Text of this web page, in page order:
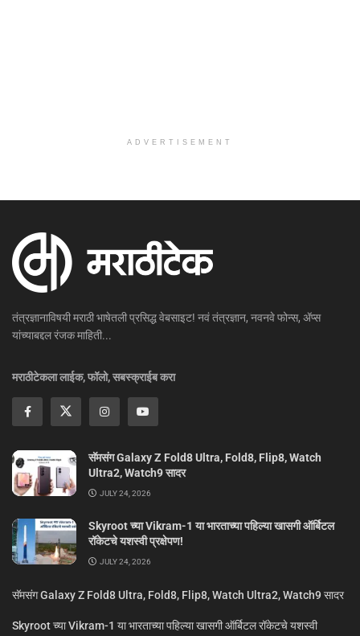
ADVERTISEMENT
तंत्रज्ञानाविषयी मराठी भाषेतली प्रसिद्ध वेबसाइट! नवं तंत्रज्ञान, नवनवे फोन्स, ॲप्स
यांच्याबद्दल रंजक माहिती...
मराठीटेकला लाईक, फॉलो, सबस्क्राईब करा
सॅमसंग Galaxy Z Fold8 Ultra, Fold8, Flip8, Watch
Ultra2, Watch9 सादर
JULY 24, 2026
Skyroot च्या Vikram-1 या भारताच्या पहिल्या खासगी ऑर्बिटल
रॉकेटचे यशस्वी प्रक्षेपण!
JULY 24, 2026
सॅमसंग Galaxy Z Fold8 Ultra, Fold8, Flip8, Watch Ultra2, Watch9 सादर
Skyroot च्या Vikram-1 या भारताच्या पहिल्या खासगी ऑर्बिटल रॉकेटचे यशस्वी